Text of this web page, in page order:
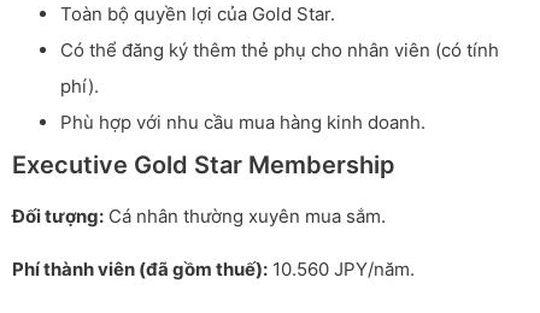
Toàn bộ quyền lợi của Gold Star.
Có thể đăng ký thêm thẻ phụ cho nhân viên (có tính
phí).
Phù hợp với nhu cầu mua hàng kinh doanh.
Executive Gold Star Membership
Đối tượng: Cá nhân thường xuyên mua sắm.
Phí thành viên (đã gồm thuế): 10.560 JPY/năm.